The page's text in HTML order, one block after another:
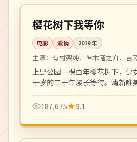
日本
樱花树下我等你
电影 爱情 2019年
主演： 有村架纯、神木隆之介、吉
上野公园一棵百年樱花树下，少
十岁的二十年漫长等待。清新唯
愈系青春爱情代表作。
187,675
9.1
完结